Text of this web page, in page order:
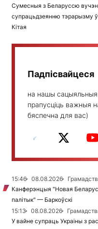
Сумесныя з Беларуссю
супрацьдзеянню тэрарызму
Кітая
Падпісвайцеся
на нашы сацыяльныя
прапусціць важныя
бяспечна для вас)
15:46 08.08.2026
Канферэнцыя "Новая
палітык" — Баркоўскі
15:13
08.08.2026
У вайне супраць Украіны з